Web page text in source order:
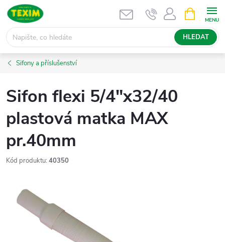
Přejít
obsah
HLEDAT
NÁKUPNÍ
KOŠÍK
Sifony a příslušenství
Sifon flexi 5/4"x32/40
plastová matka MAX
pr.40mm
Kód produktu: 40350